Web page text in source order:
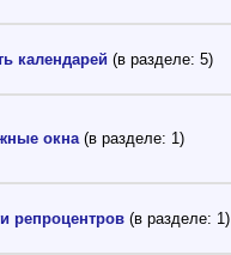
календарей (в разделе: 5)
окна (в разделе: 1)
репроцентров (в разделе: 1)